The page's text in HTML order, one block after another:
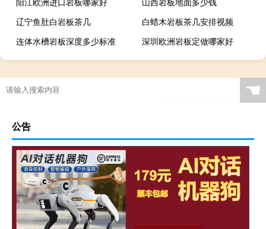
辽宁鱼肚白岩板茶几
白蜡木岩板茶几安排视频
连体水槽岩板深度多少标准
深圳欧洲岩板定做哪家好
广西现代简约岩板贵吗
岩板当背景墙好吗
茶几桌客厅京东自营岩板
瓷砖岩板能打磨吗吗
特别的岩板图案是什么
怎么区分岩石岩板的好坏
岩板茶几会变色吗吗
贵阳鱼肚金岩板茶几价格
浙江黑色的岩板叫什么
哪里买岩板茶几便宜的
岩板吊顶怎么贴瓷砖好看
哪个品牌岩板是真的白
原木岩板沙发效果图
人工花岗石和岩板哪个好
☚
公告